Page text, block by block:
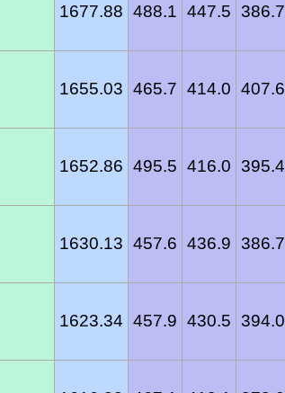
1677.88 488.1 447.5 386.7
1655.03 465.7 414.0 407.6
1652.86 495.5 416.0 395.4
1630.13 457.6 436.9 386.7
1623.34 457.9 430.5 394.0